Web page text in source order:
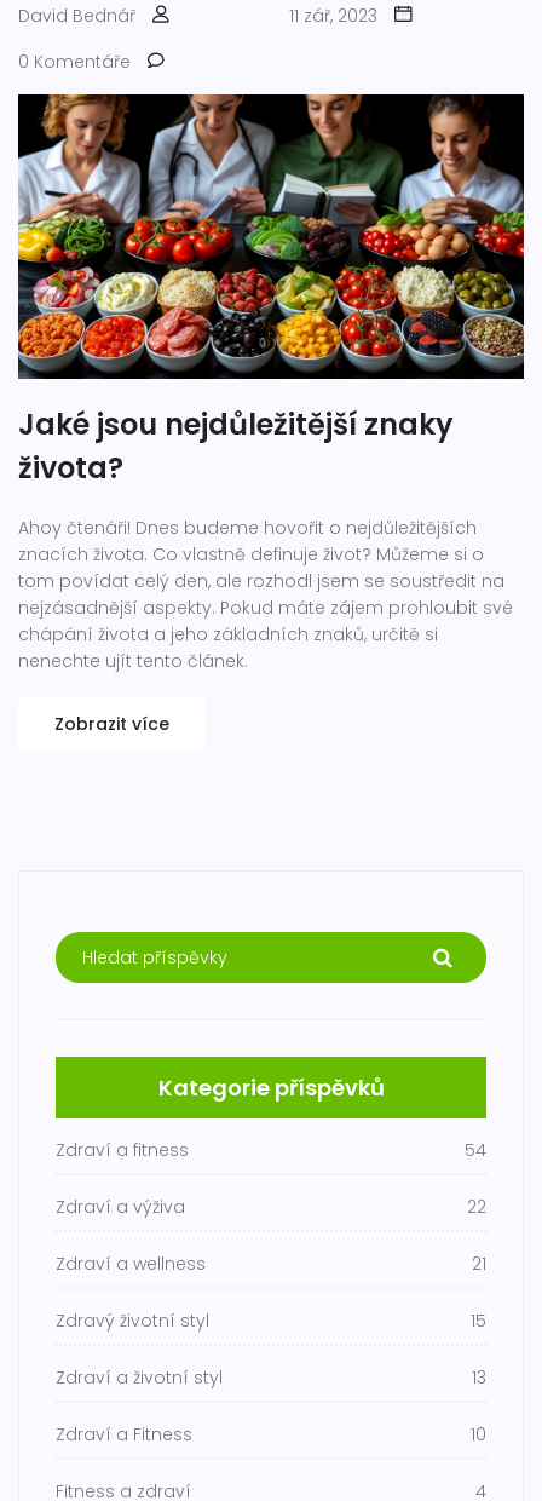
David Bednář
11 zář, 2023
0 Komentáře
Jaké jsou nejdůležitější znaky
života?
Ahoy čtenáři! Dnes budeme hovořit o nejdůležitějších
znacích života. Co vlastně definuje život? Můžeme si o
tom povídat celý den, ale rozhodl jsem se soustředit na
nejzásadnější aspekty. Pokud máte zájem prohloubit své
chápání života a jeho základních znaků, určitě si
nenechte ujít tento článek.
Zobrazit více
Kategorie příspěvků
Zdraví a fitness 54
Zdraví a výživa 22
Zdraví a wellness 21
Zdravý životní styl 15
Zdraví a životní styl 13
Zdraví a Fitness 10
Fitness a zdraví 4